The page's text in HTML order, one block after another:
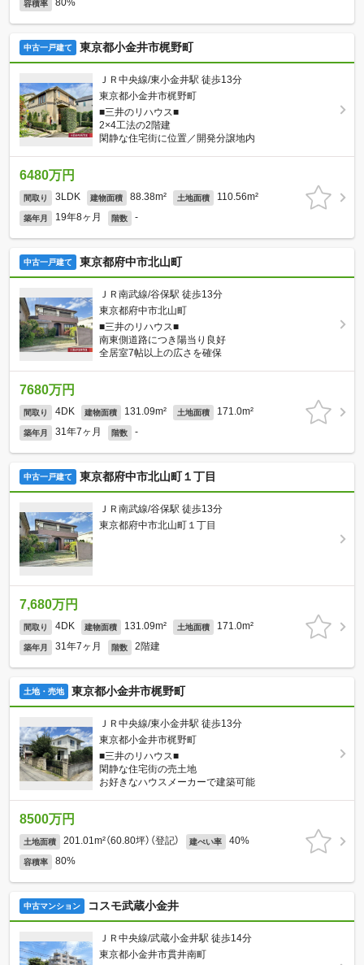
容積率 80%
中古一戸建て 東京都小金井市梶野町
ＪＲ中央線/東小金井駅 徒歩13分
東京都小金井市梶野町
■三井のリハウス■
2×4工法の2階建
閑静な住宅街に位置／開発分譲地内
6480万円
間取り 3LDK 建物面積 88.38m² 土地面積 110.56m²
築年月 19年8ヶ月 階数 -
中古一戸建て 東京都府中市北山町
ＪＲ南武線/谷保駅 徒歩13分
東京都府中市北山町
■三井のリハウス■
南東側道路につき陽当り良好
全居室7帖以上の広さを確保
7680万円
間取り 4DK 建物面積 131.09m² 土地面積 171.0m²
築年月 31年7ヶ月 階数 -
中古一戸建て 東京都府中市北山町１丁目
ＪＲ南武線/谷保駅 徒歩13分
東京都府中市北山町１丁目
7,680万円
間取り 4DK 建物面積 131.09m² 土地面積 171.0m²
築年月 31年7ヶ月 階数 2階建
土地・売地 東京都小金井市梶野町
ＪＲ中央線/東小金井駅 徒歩13分
東京都小金井市梶野町
■三井のリハウス■
閑静な住宅街の売土地
お好きなハウスメーカーで建築可能
8500万円
土地面積 201.01m²（60.80坪）（登記） 建ぺい率 40%
容積率 80%
中古マンション コスモ武蔵小金井
ＪＲ中央線/武蔵小金井駅 徒歩14分
東京都小金井市貫井南町